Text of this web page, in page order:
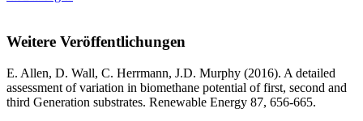
Weitere Veröffentlichungen
E. Allen, D. Wall, C. Herrmann, J.D. Murphy (2016). A detailed
assessment of variation in biomethane potential of first, second and
third Generation substrates. Renewable Energy 87, 656-665.